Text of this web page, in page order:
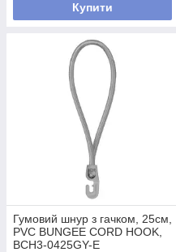
Купити
Гумовий шнур з гачком, 25см,
PVC BUNGEE CORD HOOK,
BCH3-0425GY-E